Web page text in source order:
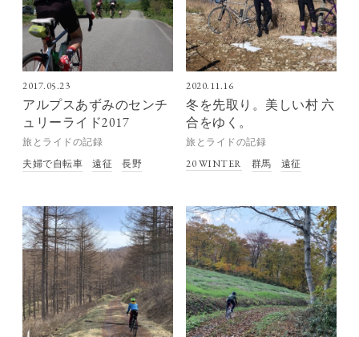
2017.05.23
アルプスあずみのセンチ
ュリーライド2017
旅とライドの記録
夫婦で自転車
遠征 長野
2020.11.16
冬を先取り。美しい村 六
合をゆく。
旅とライドの記録
20 WINTER
群馬 遠征